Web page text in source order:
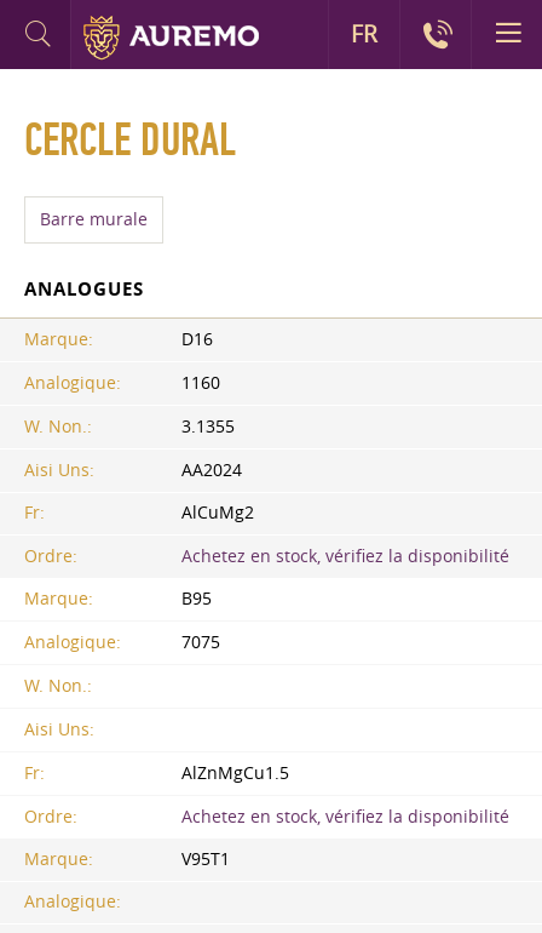
CERCLE DURAL
Barre murale
ANALOGUES
Marque:
D16
Analogique:
1160
W. Non.:
3.1355
Aisi Uns:
AA2024
Fr:
AlCuMg2
Ordre:
Achetez en stock, vérifiez la disponibilité
Marque:
B95
Analogique:
7075
W. Non.:
Aisi Uns:
Fr:
AlZnMgCu1.5
Ordre:
Achetez en stock, vérifiez la disponibilité
Marque:
V95T1
Analogique:
FR